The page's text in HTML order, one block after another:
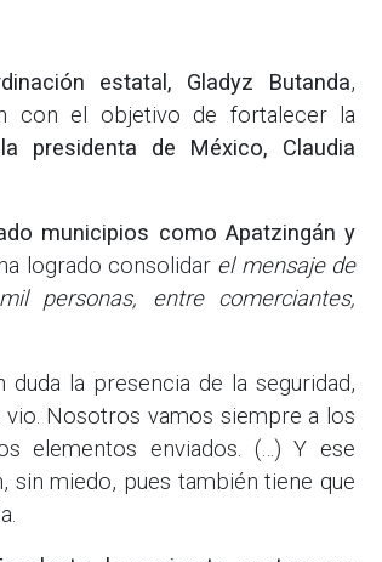
estatal, Gladyz Butanda,
con el objetivo de fortalecer la
la presidenta de México, Claudia
municipios como Apatzingán y
logrado consolidar el mensaje de
personas, entre comerciantes,
duda la presencia de la seguridad,
Nosotros vamos siempre a los
elementos enviados. (…) Y ese
miedo, pues también tiene que